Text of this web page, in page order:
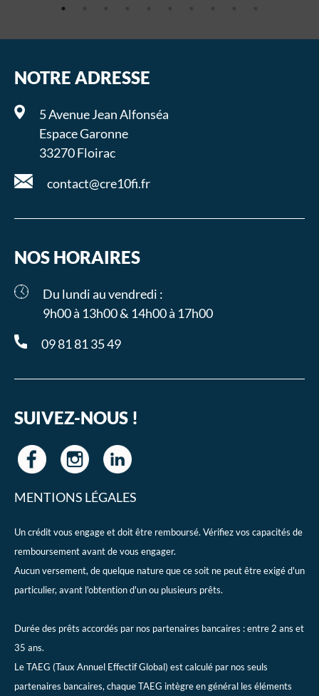
NOTRE ADRESSE
5 Avenue Jean Alfonséa
Espace Garonne
33270 Floirac
contact@cre10fi.fr
NOS HORAIRES
Du lundi au vendredi :
9h00 à 13h00 & 14h00 à 17h00
09 81 81 35 49
SUIVEZ-NOUS !
MENTIONS LÉGALES
Un crédit vous engage et doit être remboursé. Vérifiez vos capacités de
remboursement avant de vous engager.
Aucun versement, de quelque nature que ce soit ne peut être exigé d'un
particulier, avant l'obtention d'un ou plusieurs prêts.
Durée des prêts accordés par nos partenaires bancaires : entre 2 ans et
35 ans.
Le TAEG (Taux Annuel Effectif Global) est calculé par nos seuls
partenaires bancaires, chaque TAEG intègre en général les éléments